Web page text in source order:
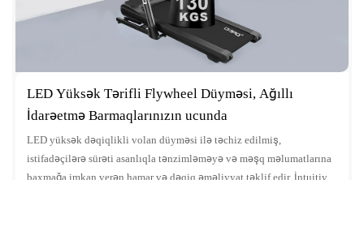
LED Yüksək Tərifli Flywheel Düyməsi, Ağıllı
İdarəetmə Barmaqlarınızın ucunda
LED yüksək dəqiqlikli volan düyməsi ilə təchiz edilmiş,
istifadəçilərə sürəti asanlıqla tənzimləməyə və məşq məlumatlarına
baxmağa imkan verən hamar və dəqiq əməliyyat təklif edir. İntuitiv